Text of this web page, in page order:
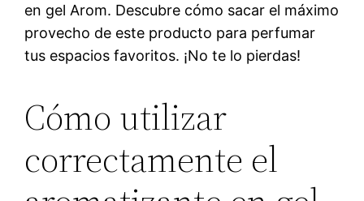
en gel Arom. Descubre cómo sacar el máximo
provecho de este producto para perfumar
tus espacios favoritos. ¡No te lo pierdas!
Cómo utilizar
correctamente el